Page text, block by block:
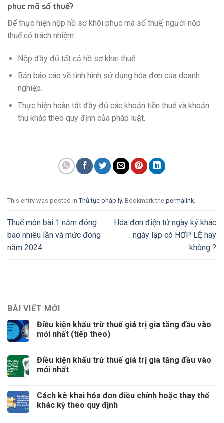
phục mã số thuế?
Để thực hiện nộp hồ sơ khôi phục mã số thuế, người nộp
thuế có trách nhiệm:
Nộp đầy đủ tất cả hồ sơ khai thuế.
Bản báo cáo về tình hình sử dụng hóa đơn của doanh
nghiệp.
Thực hiện hoàn tất đầy đủ các khoản tiền thuế và khoản
thu khác theo quy định của pháp luật.
This entry was posted in Thủ tục pháp lý. Bookmark the permalink.
Thuế môn bài 1 năm đóng
bao nhiêu lần và mức đóng
năm 2024
Hóa đơn điện tử ngày ký khác
ngày lập có HỢP LỆ hay
không ?
BÀI VIẾT MỚI
Điều kiện khấu trừ thuế giá trị gia tăng đầu vào
mới nhất (tiếp theo)
Điều kiện khấu trừ thuế giá trị gia tăng đầu vào
mới nhất
Cách kê khai hóa đơn điều chỉnh hoặc thay thế
khác kỳ theo quy định